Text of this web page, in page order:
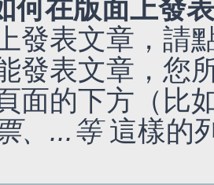
何在版面上發
發表文章，請
發表文章，您
面的下方（比
、...等這樣的